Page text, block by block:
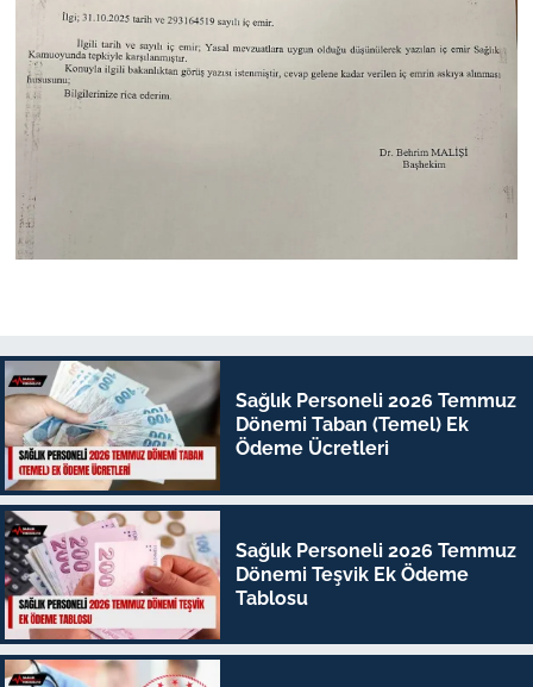
Sağlık Personeli 2026 Temmuz
Dönemi Taban (Temel) Ek
Ödeme Ücretleri
Sağlık Personeli 2026 Temmuz
Dönemi Teşvik Ek Ödeme
Tablosu